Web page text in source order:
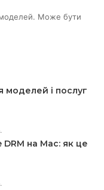
моделей. Може бути
моделей і послуг
на Mac: як це